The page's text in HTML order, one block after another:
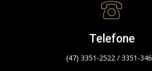
Telefone
(47) 3351-2522 / 3351-